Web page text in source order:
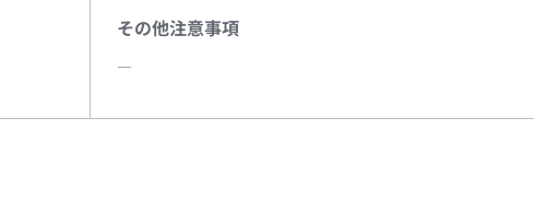
その他注意事項
―